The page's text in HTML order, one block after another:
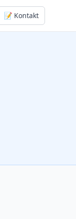
📝 Kontakt